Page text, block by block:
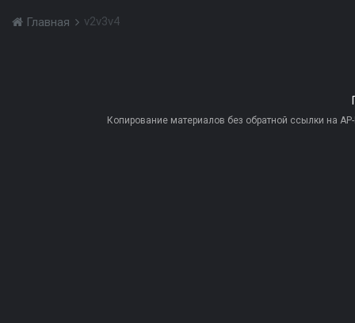
Главная v2v3v4
Копирование материалов без обратной ссылки на